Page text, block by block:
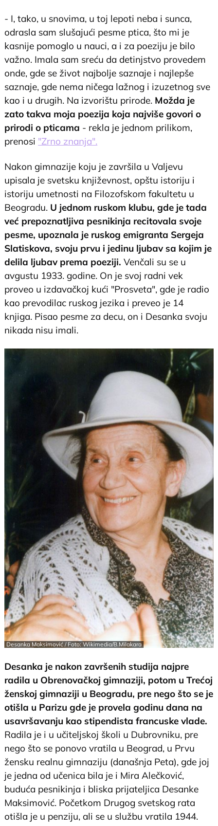
- I, tako, u snovima, u toj lepoti neba i sunca,
odrasla sam slušajući pesme ptica, što mi je
kasnije pomoglo u nauci, a i za poeziju je bilo
važno. Imala sam sreću da detinjstvo provedem
onde, gde se život najbolje saznaje i najlepše
saznaje, gde nema ničega lažnog i izuzetnog sve
kao i u drugih. Na izvorištu prirode. Možda je
zato takva moja poezija koja najviše govori o
prirodi o pticama - rekla je jednom prilikom,
prenosi "Zrno znanja".
Nakon gimnazije koju je završila u Valjevu
upisala je svetsku književnost, opštu istoriju i
istoriju umetnosti na Filozofskom fakultetu u
Beogradu. U jednom ruskom klubu, gde je tada
već prepoznatljiva pesnikinja recitovala svoje
pesme, upoznala je ruskog emigranta Sergeja
Slatiskova, svoju prvu i jedinu ljubav sa kojim je
delila ljubav prema poeziji. Venčali su se u
avgustu 1933. godine. On je svoj radni vek
proveo u izdavačkoj kući "Prosveta", gde je radio
kao prevodilac ruskog jezika i preveo je 14
knjiga. Pisao pesme za decu, on i Desanka svoju
nikada nisu imali.
Desanka Maksimović / Foto: Wikimedia/B.Milakara
Desanka je nakon završenih studija najpre
radila u Obrenovačkoj gimnaziji, potom u Trećoj
ženskoj gimnaziji u Beogradu, pre nego što se je
otišla u Parizu gde je provela godinu dana na
usavršavanju kao stipendista francuske vlade.
Radila je i u učiteljskoj školi u Dubrovniku, pre
nego što se ponovo vratila u Beograd, u Prvu
žensku realnu gimnaziju (današnja Peta), gde joj
je jedna od učenica bila je i Mira Alečković,
buduća pesnikinja i bliska prijateljica Desanke
Maksimović. Početkom Drugog svetskog rata
otišla je u penziju, ali se u službu vratila 1944.